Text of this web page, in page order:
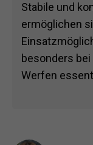
Stabile und
ermöglichen
besonders
Werfen